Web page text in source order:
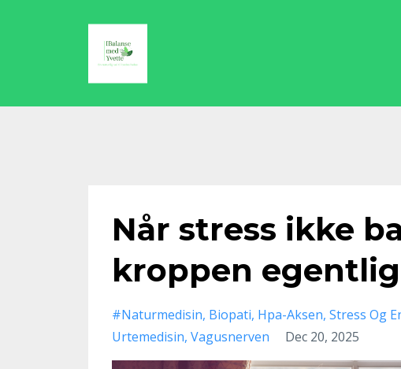
Når stress ikke
kroppen
#naturmedisin Biopati Hpa-Aksen Stress Og
Urtemedisin Vagusnerven Dec 20, 2025